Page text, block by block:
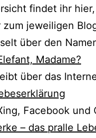
fin­det ihr
jewei­li­gen
über den
Madame?
über das
Facebook und
– das pral­le